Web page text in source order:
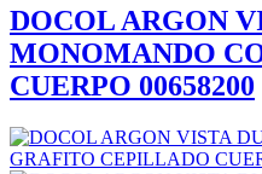
DOCOL ARGON
MONOMANDO
CUERPO 00658200